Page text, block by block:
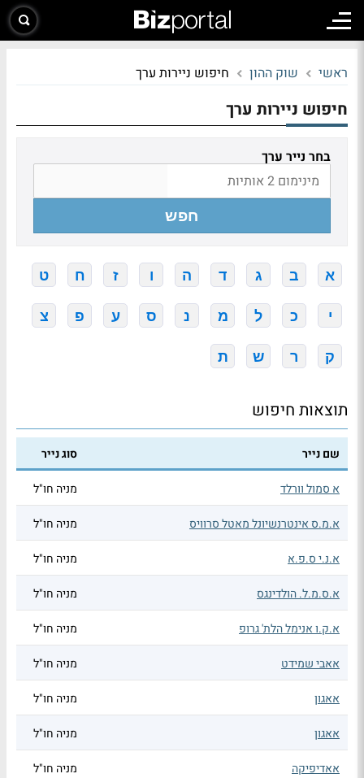
ראשי שוק ההון חיפוש ניירות ערך
חיפוש ניירות ערך
בחר נייר ערך
חפש
א ב ג ד ה ו ז ח ט
י כ ל מ נ ס ע פ צ
ק ר ש ת
תוצאות חיפוש
שם נייר סוג נייר
א סמול וורלד מניה חו"ל
א.מ.ס אינטרנשיונל מאטל סרוויס מניה חו"ל
א.נ.י ס.פ.א מניה חו"ל
א.ס.מ.ל. הולדינגס מניה חו"ל
א.ק.ו אנימל הלת' גרופ מניה חו"ל
אאבי שמידט מניה חו"ל
אאגון מניה חו"ל
אאגון מניה חו"ל
אאדיפיקה מניה חו"ל